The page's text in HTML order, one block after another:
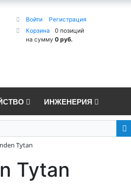
Войти
Регистрация
Корзина
0 позиций
на сумму 0 руб.
ИНЖЕНЕРИЯ
Tytan
Tytan